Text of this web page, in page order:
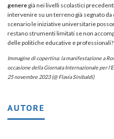
genere già nei livelli scolastici
intervenire su un terreno già segnato
scenario le iniziative universitarie
restano strumenti limitati se non
delle politiche educative e professionali?
Immagine di copertina: la manifestazione a
occasione della Giornata Internazionale per
25 novembre 2023 (@ Flavia Sinibaldi)
AUTORE